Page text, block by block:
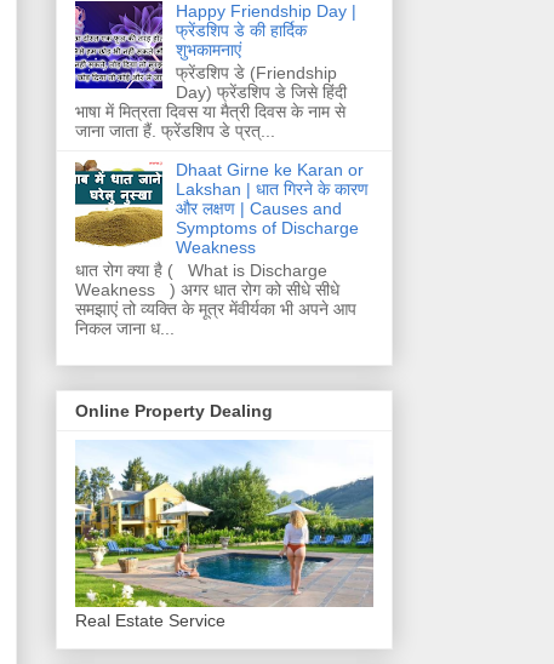
Happy Friendship Day |
फ्रेंडशिप डे की हार्दिक
शुभकामनाएं
फ्रेंडशिप डे (Friendship
Day) फ्रेंडशिप डे जिसे हिंदी
भाषा में मित्रता दिवस या मैत्री दिवस के नाम से
जाना जाता हैं. फ्रेंडशिप डे प्रत्...
Dhaat Girne ke Karan or
Lakshan | धात गिरने के कारण
और लक्षण | Causes and
Symptoms of Discharge
Weakness
धात रोग क्या है ( What is Discharge
Weakness ) अगर धात रोग को सीधे सीधे
समझाएं तो व्यक्ति के मूत्र मेंवीर्यका भी अपने आप
निकल जाना ध...
Online Property Dealing
Real Estate Service